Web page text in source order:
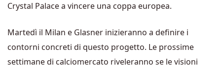
Crystal Palace a vincere una coppa europea.
Martedì il Milan e Glasner inizieranno a definire i
contorni concreti di questo progetto. Le prossime
settimane di calciomercato riveleranno se le visioni